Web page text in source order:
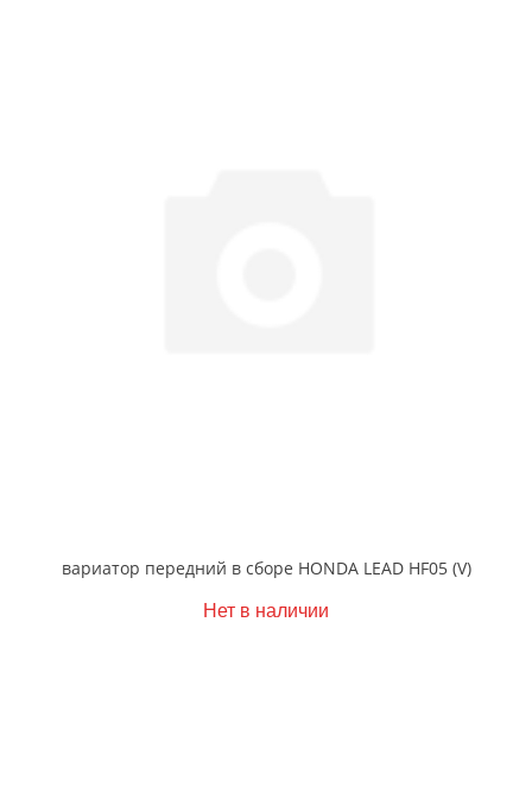
вариатор передний в сборе HONDA LEAD HF05 (V)
Нет в наличии